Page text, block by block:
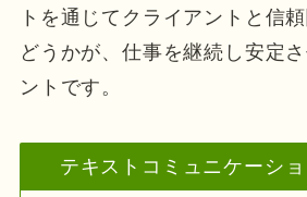
トを通じてクライアントと信
どうかが、仕事を継続し安定
ントです。
テキストコミュニケーシ